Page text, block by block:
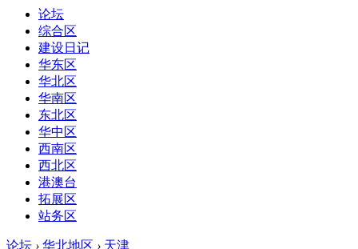
论坛
综合区
建设日记
华东区
华北区
华南区
东北区
华中区
西南区
西北区
港澳台
拓展区
站务区
论坛 › 华北地区 › 天津